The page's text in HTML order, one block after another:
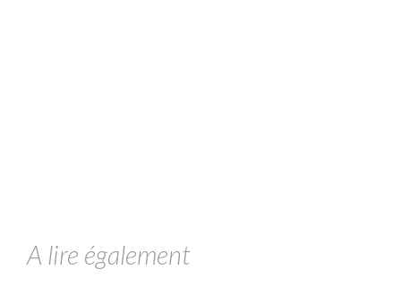
A lire également